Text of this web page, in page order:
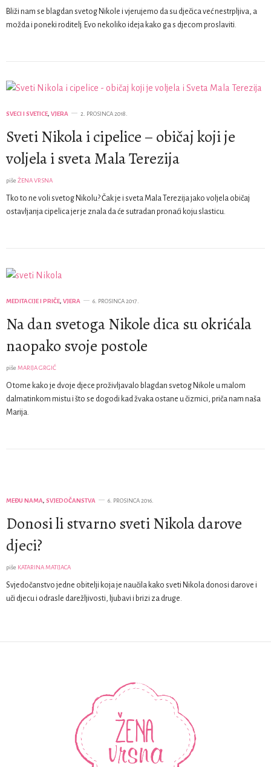
Bliži nam se blagdan svetog Nikole i vjerujemo da su dječica već nestrpljiva, a
možda i poneki roditelj. Evo nekoliko ideja kako ga s djecom proslaviti.
SVECI I SVETICE, VJERA 2. PROSINCA 2018.
Sveti Nikola i cipelice – običaj koji je
voljela i sveta Mala Terezija
piše ŽENA VRSNA
Tko to ne voli svetog Nikolu? Čak je i sveta Mala Terezija jako voljela običaj
ostavljanja cipelica jer je znala da će sutradan pronaći koju slasticu.
MEDITACIJE I PRIČE, VJERA 6. PROSINCA 2017.
Na dan svetoga Nikole dica su okrićala
naopako svoje postole
piše MARIJA GRGIĆ
O tome kako je dvoje djece proživljavalo blagdan svetog Nikole u malom
dalmatinkom mistu i što se dogodi kad žvaka ostane u čizmici, priča nam naša
Marija.
MEĐU NAMA, SVJEDOČANSTVA 6. PROSINCA 2016.
Donosi li stvarno sveti Nikola darove
djeci?
piše KATARINA MATIJACA
Svjedočanstvo jedne obitelji koja je naučila kako sveti Nikola donosi darove i
uči djecu i odrasle darežljivosti, ljubavi i brizi za druge.